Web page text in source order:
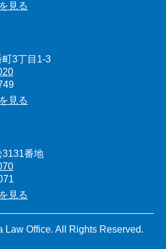
見る
3丁目1-3
見る
3131番地
見る
Office. All Rights Reserved.